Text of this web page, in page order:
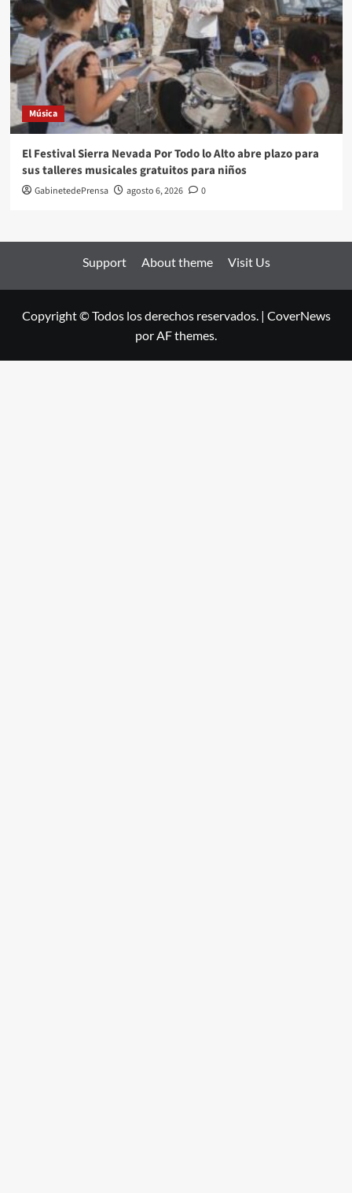
Música
El Festival Sierra Nevada Por Todo lo Alto abre plazo para
sus talleres musicales gratuitos para niños
GabinetedePrensa agosto 6, 2026 0
Support About theme Visit Us
Copyright © Todos los derechos reservados. | CoverNews
por AF themes.